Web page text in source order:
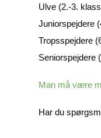
Ulve (2.-3.
Juniorspejdere
Tropsspejdere
Seniorspejdere
Man må være
Har du